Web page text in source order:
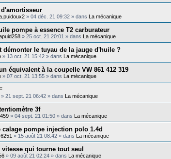
» 04 déc. 21 09:32 » dans La mécanique
pompe à essence T2 carburateur
» 25 oct. 21 20:01 » dans La mécanique
démonter le tuyau de la jauge d'huile ?
» 13 oct. 21 15:42 » dans La mécanique
équivalent à la coupelle VW 861 412 319
» 07 oct. 21 13:55 » dans La mécanique
» 21 sept. 21 06:42 » dans La mécanique
3f
» 04 sept. 21 01:50 » dans La mécanique
calage pompe injection polo 1.4d
» 15 août 21 08:42 » dans La mécanique
vitesse qui tourne tout seul
» 09 août 21 02:24 » dans La mécanique